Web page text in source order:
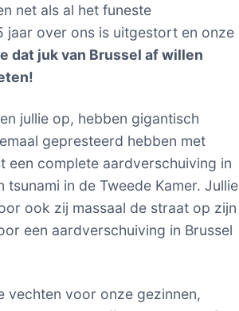
net als al het funeste
jaar over ons is uitgestort en onze
dat juk van Brussel af willen
jullie op, hebben gigantisch
gepresteerd hebben met
een complete aardverschuiving in
in de Tweede Kamer. Jullie
ook zij massaal de straat op zijn
een aardverschuiving in Brussel
vechten voor onze gezinnen,